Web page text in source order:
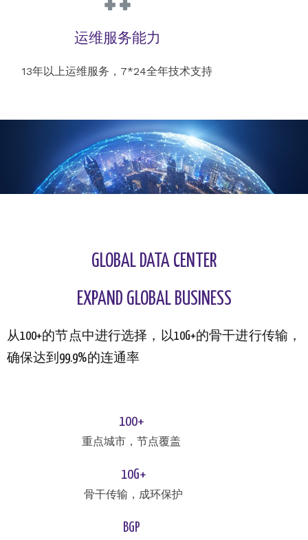
运维服务能力
13年以上运维服务，7*24全年技术支持
GLOBAL DATA CENTER
EXPAND GLOBAL BUSINESS
从100+的节点中进行选择，以10G+的骨干进行传输，
确保达到99.9%的连通率
100+
重点城市，节点覆盖
10G+
骨干传输，成环保护
BGP